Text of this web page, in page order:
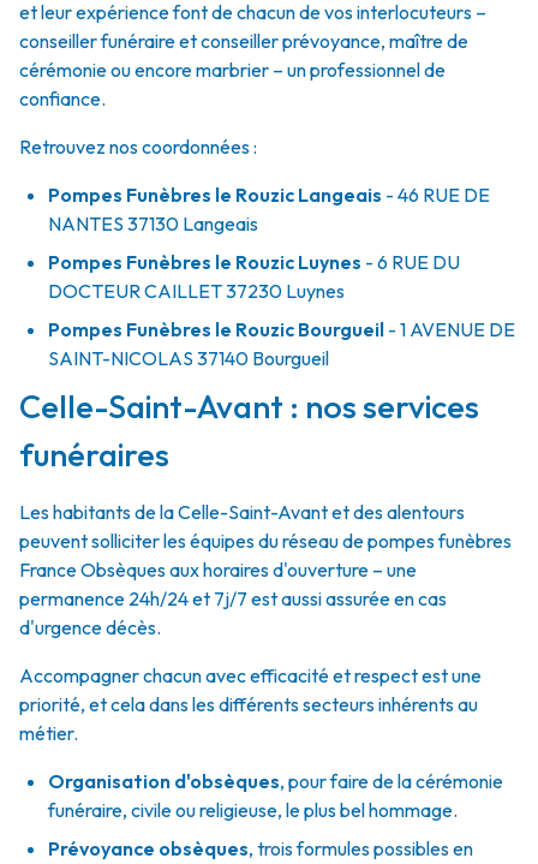
et leur expérience font de chacun de vos interlocuteurs –
conseiller funéraire et conseiller prévoyance, maître de
cérémonie ou encore marbrier – un professionnel de
confiance.
Retrouvez nos coordonnées :
Pompes Funèbres le Rouzic Langeais - 46 RUE DE
NANTES 37130 Langeais
Pompes Funèbres le Rouzic Luynes - 6 RUE DU
DOCTEUR CAILLET37230 Luynes
Pompes Funèbres le Rouzic Bourgueil - 1 AVENUE DE
SAINT-NICOLAS 37140 Bourgueil
Celle-Saint-Avant : nos services
funéraires
Les habitants de la Celle-Saint-Avant et des alentours
peuvent solliciter les équipes du réseau de pompes funèbres
France Obsèques aux horaires d'ouverture – une
permanence 24h/24 et 7j/7 est aussi assurée en cas
d'urgence décès.
Accompagner chacun avec efficacité et respect est une
priorité, et cela dans les différents secteurs inhérents au
métier.
Organisation d'obsèques, pour faire de la cérémonie
funéraire, civile ou religieuse, le plus bel hommage.
Prévoyance obsèques, trois formules possibles en